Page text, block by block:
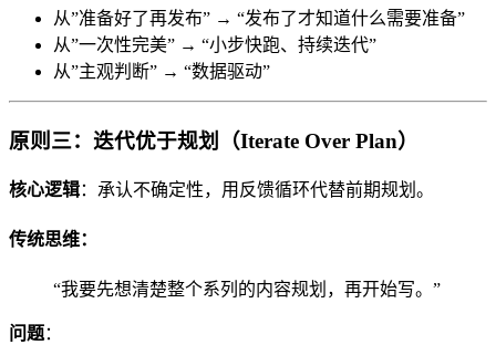
从”准备好了再发布” → “发布了才知道什么需要准备”
从”一次性完美” → “小步快跑、持续迭代”
从”主观判断” → “数据驱动”
原则三：迭代优于规划（Iterate Over Plan）
核心逻辑：承认不确定性，用反馈循环代替前期规划。
传统思维：
“我要先想清楚整个系列的内容规划，再开始写。”
问题：